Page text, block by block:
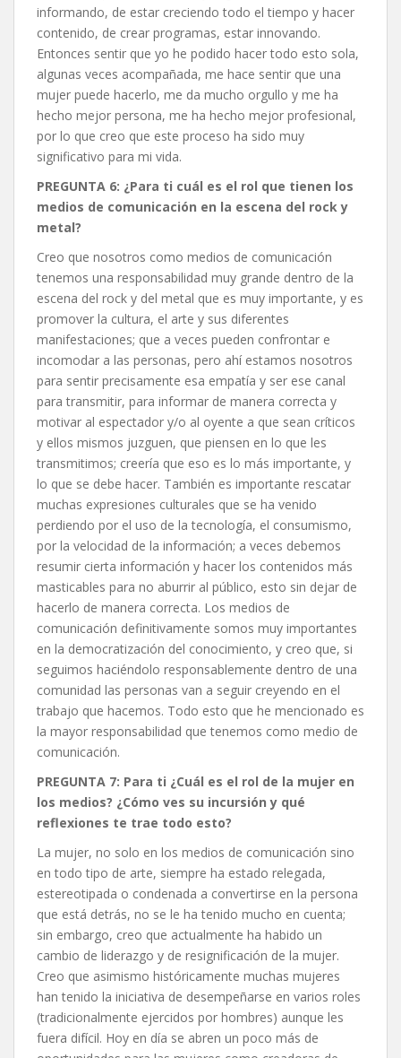
informando, de estar creciendo todo el tiempo y hacer
contenido, de crear programas, estar innovando.
Entonces sentir que yo he podido hacer todo esto sola,
algunas veces acompañada, me hace sentir que una
mujer puede hacerlo, me da mucho orgullo y me ha
hecho mejor persona, me ha hecho mejor profesional,
por lo que creo que este proceso ha sido muy
significativo para mi vida.
PREGUNTA 6: ¿Para ti cuál es el rol que tienen los
medios de comunicación en la escena del rock y
metal?
Creo que nosotros como medios de comunicación
tenemos una responsabilidad muy grande dentro de la
escena del rock y del metal que es muy importante, y es
promover la cultura, el arte y sus diferentes
manifestaciones; que a veces pueden confrontar e
incomodar a las personas, pero ahí estamos nosotros
para sentir precisamente esa empatía y ser ese canal
para transmitir, para informar de manera correcta y
motivar al espectador y/o al oyente a que sean críticos
y ellos mismos juzguen, que piensen en lo que les
transmitimos; creería que eso es lo más importante, y
lo que se debe hacer. También es importante rescatar
muchas expresiones culturales que se ha venido
perdiendo por el uso de la tecnología, el consumismo,
por la velocidad de la información; a veces debemos
resumir cierta información y hacer los contenidos más
masticables para no aburrir al público, esto sin dejar de
hacerlo de manera correcta. Los medios de
comunicación definitivamente somos muy importantes
en la democratización del conocimiento, y creo que, si
seguimos haciéndolo responsablemente dentro de una
comunidad las personas van a seguir creyendo en el
trabajo que hacemos. Todo esto que he mencionado es
la mayor responsabilidad que tenemos como medio de
comunicación.
PREGUNTA 7: Para ti ¿Cuál es el rol de la mujer en
los medios? ¿Cómo ves su incursión y qué
reflexiones te trae todo esto?
La mujer, no solo en los medios de comunicación sino
en todo tipo de arte, siempre ha estado relegada,
estereotipada o condenada a convertirse en la persona
que está detrás, no se le ha tenido mucho en cuenta;
sin embargo, creo que actualmente ha habido un
cambio de liderazgo y de resignificación de la mujer.
Creo que asimismo históricamente muchas mujeres
han tenido la iniciativa de desempeñarse en varios roles
(tradicionalmente ejercidos por hombres) aunque les
fuera difícil. Hoy en día se abren un poco más de